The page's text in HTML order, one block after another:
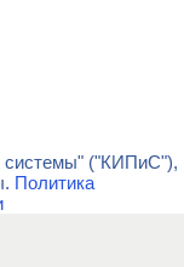
системы" ("КИПиС"),
Политика